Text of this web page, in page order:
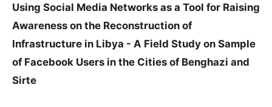
Using Social Media Networks as a Tool for Raising
Awareness on the Reconstruction of
Infrastructure in Libya - A Field Study on Sample
of Facebook Users in the Cities of Benghazi and
Sirte